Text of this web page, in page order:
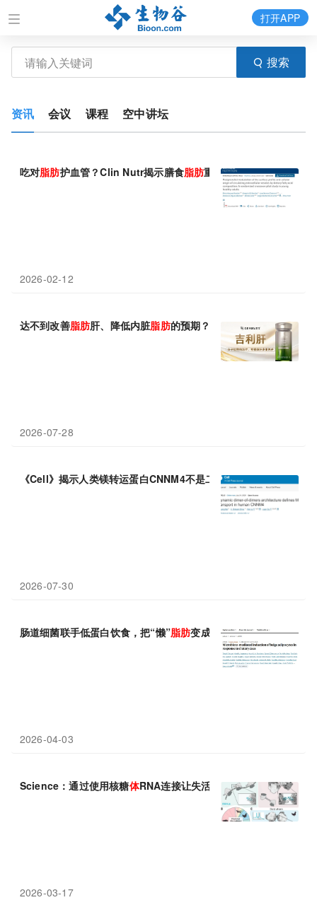
搜索
打开APP
资讯 会议 课程 空中讲坛
吃对脂肪护血管？Clin Nutr揭示膳食脂肪重塑餐后外泌体特征，
2026-02-12
达不到改善脂肪肝、降低内脏脂肪的预期？2026进口护肝片哪个
2026-07-28
《Cell》揭示人类镁转运蛋白CNNM4不是二聚体，而是非对称四聚
2026-07-30
肠道细菌联手低蛋白饮食，把“懒”脂肪变成“燃”脂肪
2026-04-03
Science：通过使用核糖体RNA连接让失活的核糖体配对是应激细
2026-03-17